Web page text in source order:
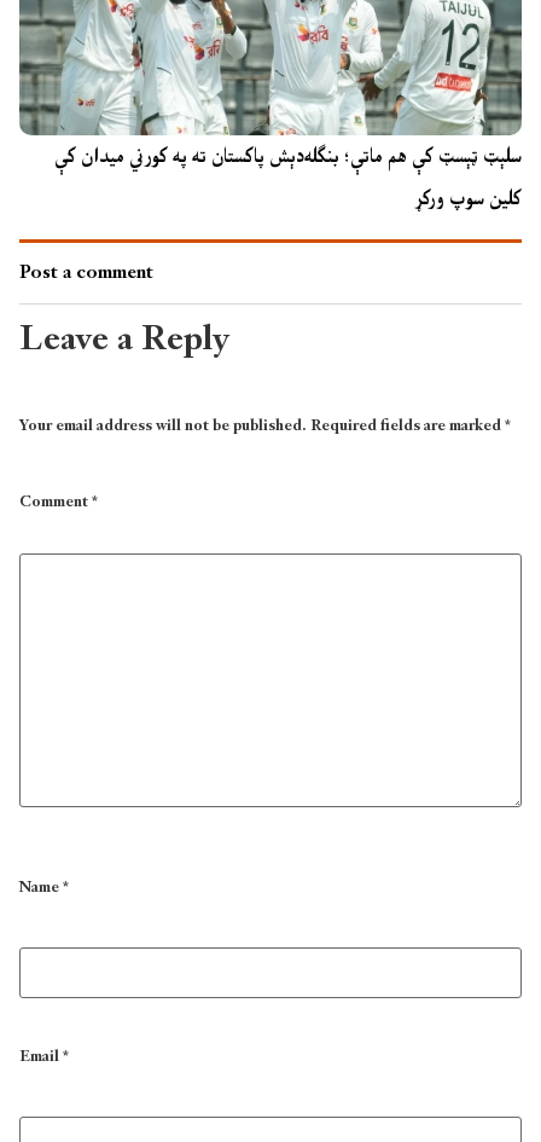
سلېټ ټېسټ کې هم ماتې؛ بنګله‌دېش پاکستان ته په کورني میدان کې
کلین سوپ ورکړ
Post a comment
Leave a Reply
Your email address will not be published.Required fields are marked*
Comment*
Name*
Email*